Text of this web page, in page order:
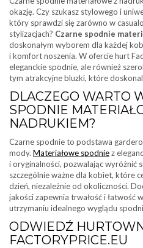
okazję. Czy szukasz stylowego i
który sprawdzi się zarówno w
stylizacjach? Czarne spodnie
doskonałym wyborem dla każdej
i komfort noszenia. W ofercie hurt
eleganckie spodnie, ale również
tym atrakcyjne bluzki, które
DLACZEGO WARTO
SPODNIE
NADRUKIEM?
Czarne spodnie to podstawa
mody. Materiałowe spodniez
i oryginalności, pozwalając wyróżnić
szczególnie ważne dla kobiet, które
dzień, niezależnie od okoliczności.
jakości zapewnia trwałość i łatwość
utrzymaniu idealnego wyglądu
ODWIEDŹ
FACTORYPRICE.EU